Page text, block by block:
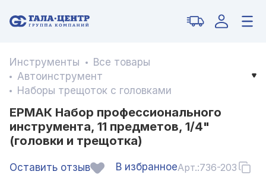
Инструменты
Все товары
Автоинструмент
Наборы трещоток с головками
ЕРМАК Набор профессионального
инструмента, 11 предметов, 1/4"
(головки и трещотка)
Оставить отзыв В избранноеАрт.:736-203